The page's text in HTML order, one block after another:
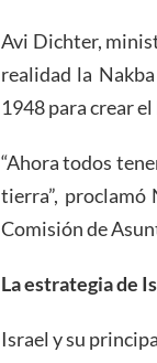
Avi Dichter,
realidad la
1948 para crear
“Ahora todos
tierra”, proclamó
Comisión de
La estrategia de
Israel y su